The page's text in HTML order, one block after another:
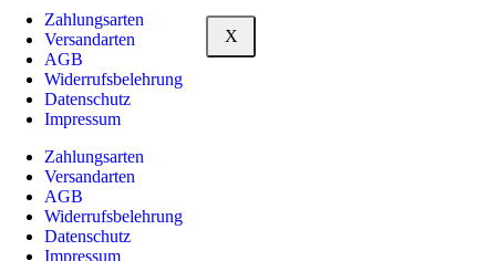
X
Zahlungsarten
Versandarten
AGB
Widerrufsbelehrung
Datenschutz
Impressum
Zahlungsarten
Versandarten
AGB
Widerrufsbelehrung
Datenschutz
Impressum